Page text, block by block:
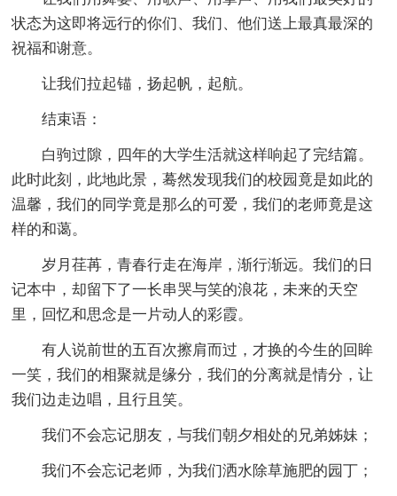
状态为这即将远行的你们、我们、他们送上最真最深的
祝福和谢意。
让我们拉起锚，扬起帆，起航。
结束语：
白驹过隙，四年的大学生活就这样响起了完结篇。
此时此刻，此地此景，蓦然发现我们的校园竟是如此的
温馨，我们的同学竟是那么的可爱，我们的老师竟是这
样的和蔼。
岁月荏苒，青春行走在海岸，渐行渐远。我们的日
记本中，却留下了一长串哭与笑的浪花，未来的天空
里，回忆和思念是一片动人的彩霞。
有人说前世的五百次擦肩而过，才换的今生的回眸
一笑，我们的相聚就是缘分，我们的分离就是情分，让
我们边走边唱，且行且笑。
我们不会忘记朋友，与我们朝夕相处的兄弟姊妹；
我们不会忘记老师，为我们洒水除草施肥的园丁；